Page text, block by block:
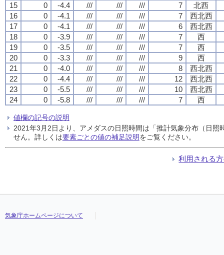
15
0 -4.4 /// /// /// 7
北西
16
0 -4.1 /// /// /// 7
西北西
17
0 -4.1 /// /// /// 6
西北西
18
0 -3.9 /// /// /// 7
西
19
0 -3.5 /// /// /// 7
西
20
0 -3.3 /// /// /// 9
西
21
0 -4.0 /// /// /// 8
西北西
22
0 -4.4 /// /// /// 12
西北西
23
0 -5.5 /// /// /// 10
西北西
24
0 -5.8 /// /// /// 7 西
値欄の記号の説明
2021年3月2日より、アメダスの日照時間は「推計気象分布（日
せん。詳しくは要素ごとの値の補足説明をご覧ください。
利用される
気象庁ホームページについて